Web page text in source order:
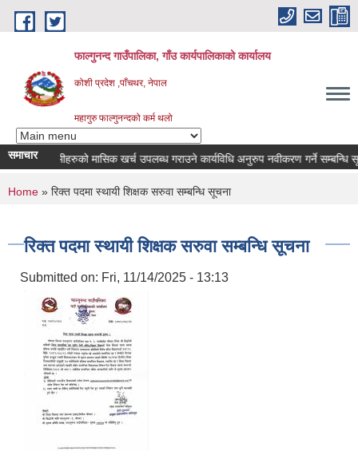
Skip to main content
फाल्गुनन्द गाउँपालिका, गाँउ कार्यपालिकाको कार्यालय
कोशी प्रदेश ,पाँचथर, नेपाल
महागुरु फाल्गुनन्दको कर्म थलो
समाचार
रोगका विरामीहरुको मासिक खर्च उपलब्ध गराउने कार्यविधि अनुरुप नवीकरण गर्ने सम्बन्धि
You are here
Home » रिक्त पदमा स्थायी शिक्षक सरुवा सम्बन्धि सूचना
रिक्त पदमा स्थायी शिक्षक सरुवा सम्बन्धि सूचना
Submitted on: Fri, 11/14/2025 - 13:13